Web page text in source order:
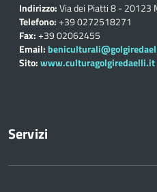
Indirizzo:Via dei Piatti 8 - 20123
Telefono:+39 0272518271
Fax:+39 02062455
Email:
Sito:www.culturagolgiredaelli.it
Servizi